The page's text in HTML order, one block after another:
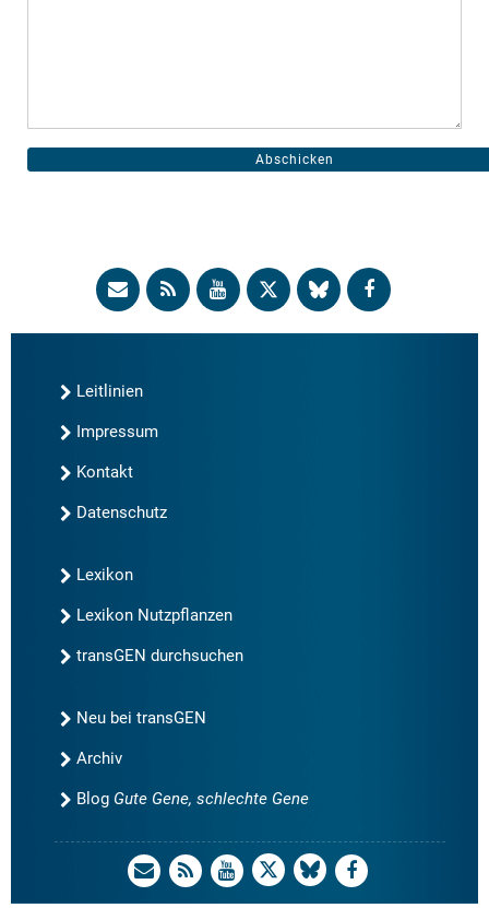
Leitlinien
Impressum
Kontakt
Datenschutz
Lexikon
Lexikon Nutzpflanzen
transGEN durchsuchen
Neu bei transGEN
Archiv
Blog Gute Gene, schlechte Gene